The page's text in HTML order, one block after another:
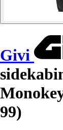
Givi
99)